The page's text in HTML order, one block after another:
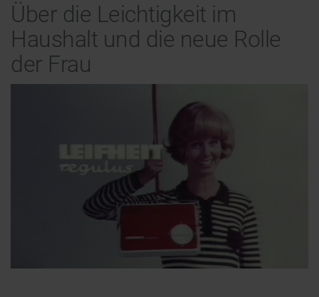
Über die Leichtigkeit im
Haushalt und die neue Rolle
der Frau